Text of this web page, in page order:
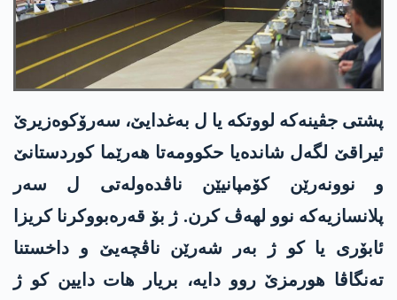
پشتی جڤینەکە لووتکە یا ل بەغدایێ، سەرۆکوەزیرێ
ئیراقێ لگەل شاندەیا حکوومەتا ھەرێما کوردستانێ
و نوونەرێن کۆمپانیێن ناڤدەولەتی ل سەر
پلانسازیەکە نوو لھەڤ کرن. ژ بۆ قەرەبووکرنا کریزا
ئابۆری یا کو ژ بەر شەرێن ناڤچەیێ و داخستنا
تەنگاڤا ھورمزێ روو دایە، بریار ھات دایین کو ژ